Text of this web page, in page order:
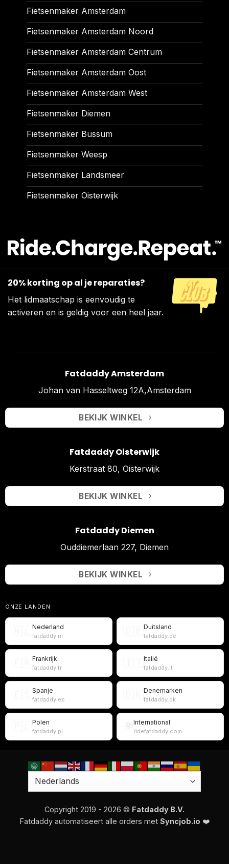
Fietsenmaker Amsterdam
Fietsenmaker Amsterdam Noord
Fietsenmaker Amsterdam Centrum
Fietsenmaker Amsterdam Oost
Fietsenmaker Amsterdam West
Fietsenmaker Diemen
Fietsenmaker Bussum
Fietsenmaker Weesp
Fietsenmaker Landsmeer
Fietsenmaker Oisterwijk
20% korting op al je reparaties?
Het lidmaatschap is eenvoudig te
activeren en is geldig voor een heel jaar.
Fatdaddy Amsterdam
Johan van Hasseltweg 12A,Amsterdam
BEKIJK WINKEL
Fatdaddy Oisterwijk
Kerstraat 80, Oisterwijk
BEKIJK WINKEL
Fatdaddy Diemen
Ouddiemerlaan 227, Diemen
BEKIJK WINKEL
ONZE LANDEN
Nederland
fatdaddy.nl
Duitsland
fatdaddy.de
Frankrijk
fatdaddy.fr
Italië
fatdaddy.it
Spanje
fatdaddy.es
Denemarken
fatdaddy.dk
Polen
fatdaddy.pl
International
ridefatdaddy.com
Copyright 2019 - 2026 © Fatdaddy B.V.
Fatdaddy automatiseert alle orders met Syncjob.io ❤️